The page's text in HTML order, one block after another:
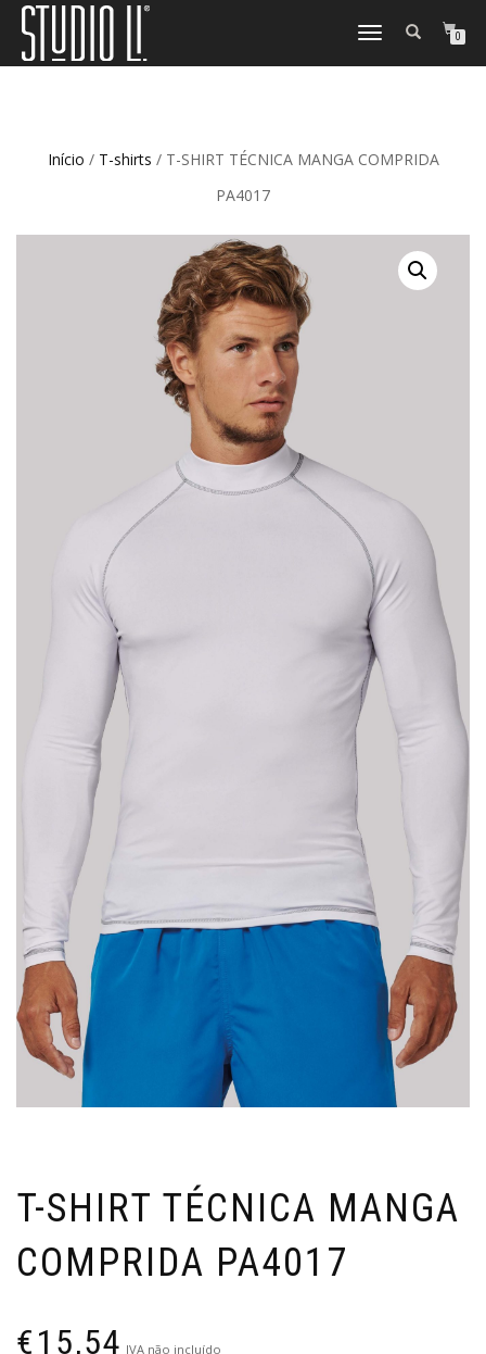
TOGGLE
0
Início / T-shirts / T-SHIRT TÉCNICA MANGA COMPRIDA
PA4017
T-SHIRT TÉCNICA MANGA
COMPRIDA PA4017
€15,54 IVA não incluído